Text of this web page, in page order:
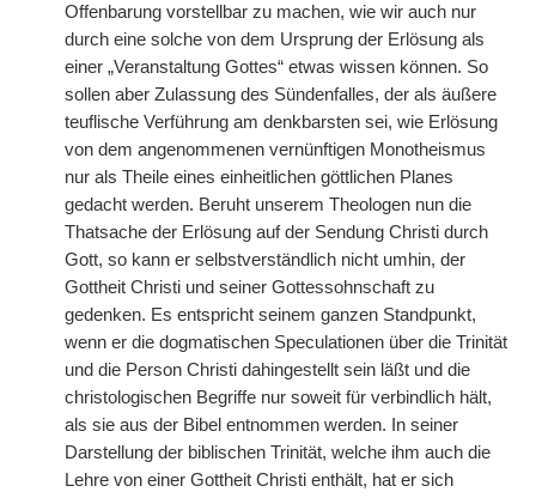
Offenbarung vorstellbar zu machen, wie wir auch nur
durch eine solche von dem Ursprung der Erlösung als
einer „Veranstaltung Gottes“ etwas wissen können. So
sollen aber Zulassung des Sündenfalles, der als äußere
teuflische Verführung am denkbarsten sei, wie Erlösung
von dem angenommenen vernünftigen Monotheismus
nur als Theile eines einheitlichen göttlichen Planes
gedacht werden. Beruht unserem Theologen nun die
Thatsache der Erlösung auf der Sendung Christi durch
Gott, so kann er selbstverständlich nicht umhin, der
Gottheit Christi und seiner Gottessohnschaft zu
gedenken. Es entspricht seinem ganzen Standpunkt,
wenn er die dogmatischen Speculationen über die Trinität
und die Person Christi dahingestellt sein läßt und die
christologischen Begriffe nur soweit für verbindlich hält,
als sie aus der Bibel entnommen werden. In seiner
Darstellung der biblischen Trinität, welche ihm auch die
Lehre von einer Gottheit Christi enthält, hat er sich